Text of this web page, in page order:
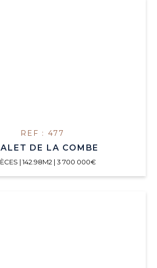
REF : 477
DE LA COMBE
| 142.98M2 | 3 700 000€